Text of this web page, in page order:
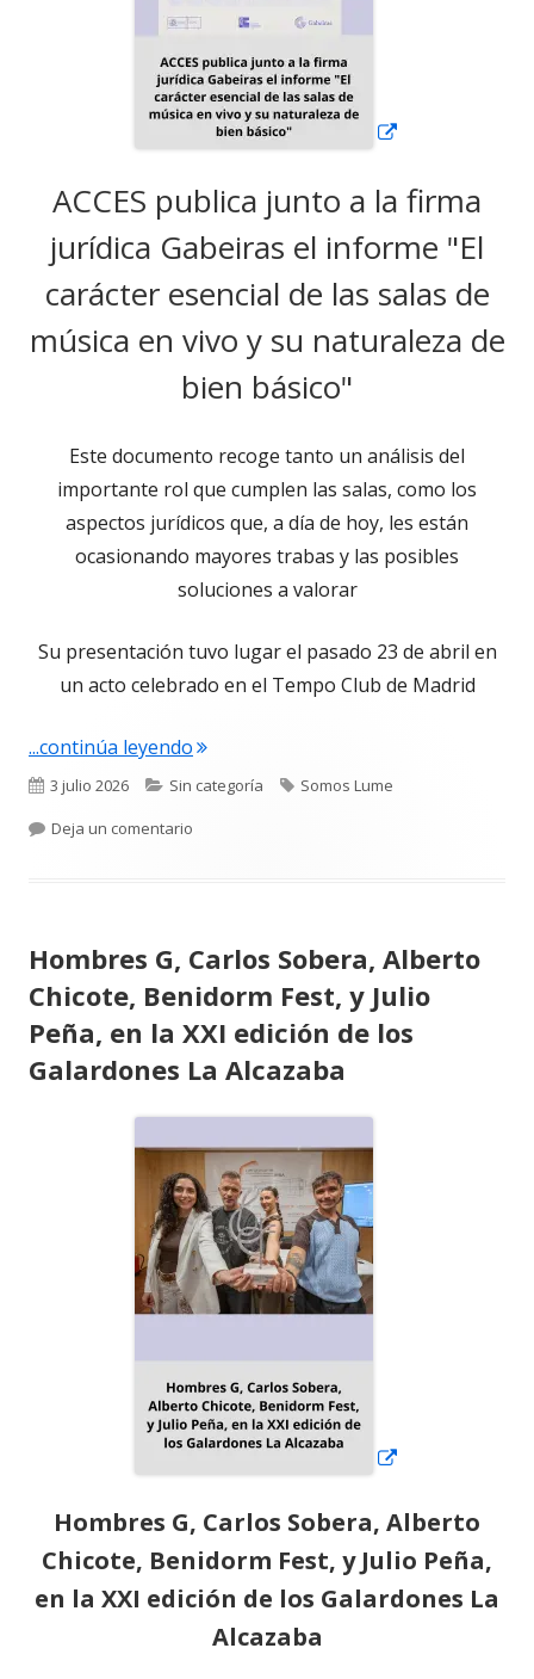
ACCES publica junto a la firma
jurídica Gabeiras el informe "El
carácter esencial de las salas de
música en vivo y su naturaleza de
bien básico"
Este documento recoge tanto un análisis del
importante rol que cumplen las salas, como los
aspectos jurídicos que, a día de hoy, les están
ocasionando mayores trabas y las posibles
soluciones a valorar
Su presentación tuvo lugar el pasado 23 de abril en
un acto celebrado en el Tempo Club de Madrid
...continúa leyendo"ACCES publica junto a la firma
Publicado
el
3 julio 2026 Categorías
Sin categoría Etiquetas
Somos Lume
Deja un comentario
Hombres G, Carlos Sobera, Alberto
Chicote, Benidorm Fest, y Julio
Peña, en la XXI edición de los
Galardones La Alcazaba
Hombres G, Carlos Sobera, Alberto
Chicote, Benidorm Fest, y Julio Peña,
en la XXI edición de los Galardones La
Alcazaba